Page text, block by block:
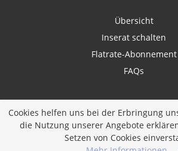
Übersicht
Inserat schalten
Flatrate-Abonnement
FAQs
Ein Unternehmen derDiversity Job
Cookies helfen uns bei der Erbringung
die Nutzung unserer Angebote
Setzen von Cookies